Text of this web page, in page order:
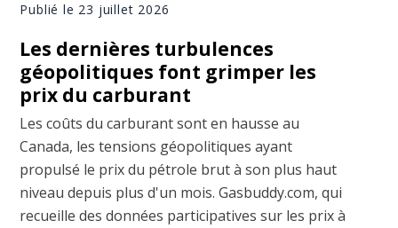
Publié le 23 juillet 2026
Les dernières turbulences
géopolitiques font grimper les
prix du carburant
Les coûts du carburant sont en hausse au
Canada, les tensions géopolitiques ayant
propulsé le prix du pétrole brut à son plus haut
niveau depuis plus d'un mois. Gasbuddy.com, qui
recueille des données participatives sur les prix à